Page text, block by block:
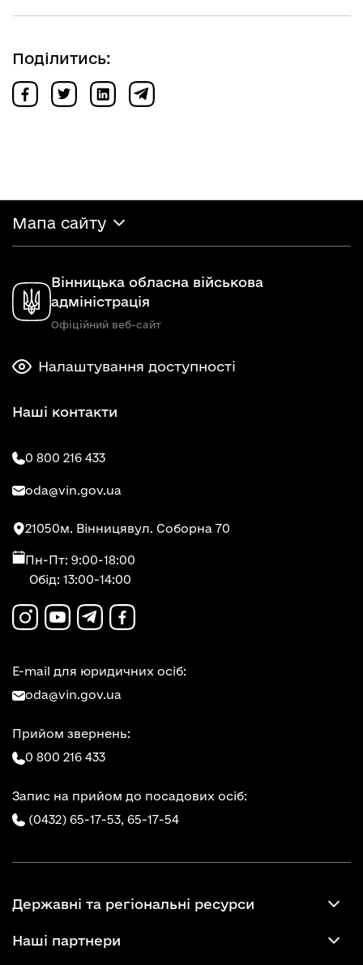
Поділитись:
Мапа сайту
Вінницька обласна військова
адміністрація
Офіційний веб-сайт
Налаштування доступності
Наші контакти
0 800 216 433
oda@vin.gov.ua
21050м. Вінницявул. Соборна 70
Пн-Пт: 9:00-18:00
Обід: 13:00-14:00
E-mail для юридичних осіб:
oda@vin.gov.ua
Прийом звернень:
0 800 216 433
Запис на прийом до посадових осіб:
(0432) 65-17-53, 65-17-54
Державні та регіональні ресурси
Наші партнери